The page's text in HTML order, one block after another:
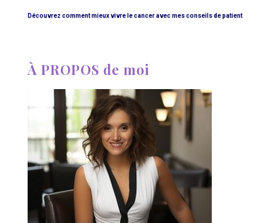
Découvrez comment mieux vivre le cancer avec mes conseils de patient
À PROPOS de moi